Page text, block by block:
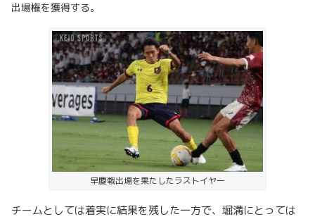
出場権を獲得する。
早慶戦出場を果たしたラストイヤー
チームとしては着実に結果を残した一方で、堀溝にとっては